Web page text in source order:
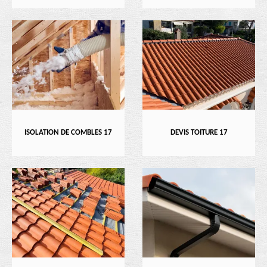
ISOLATION DE COMBLES 17 DEVIS TOITURE 17